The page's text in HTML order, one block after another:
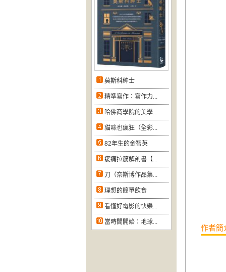
莫斯科紳士
精準寫作：寫作力...
哈佛商學院的美學...
貓咪也瘋狂（全彩...
82年生的金智英
痠痛拉筋解剖書【...
刀（奈斯博作品集...
理想的簡單飲食
看懂好電影的快樂...
當時間開始：地球...
作者簡